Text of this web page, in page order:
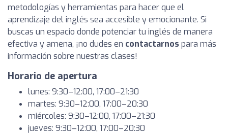
metodologías y herramientas para hacer que el
aprendizaje del inglés sea accesible y emocionante. Si
buscas un espacio donde potenciar tu inglés de manera
efectiva y amena, ¡no dudes en contactarnos para más
información sobre nuestras clases!
Horario de apertura
lunes: 9:30–12:00, 17:00–21:30
martes: 9:30–12:00, 17:00–20:30
miércoles: 9:30–12:00, 17:00–21:30
jueves: 9:30–12:00, 17:00–20:30